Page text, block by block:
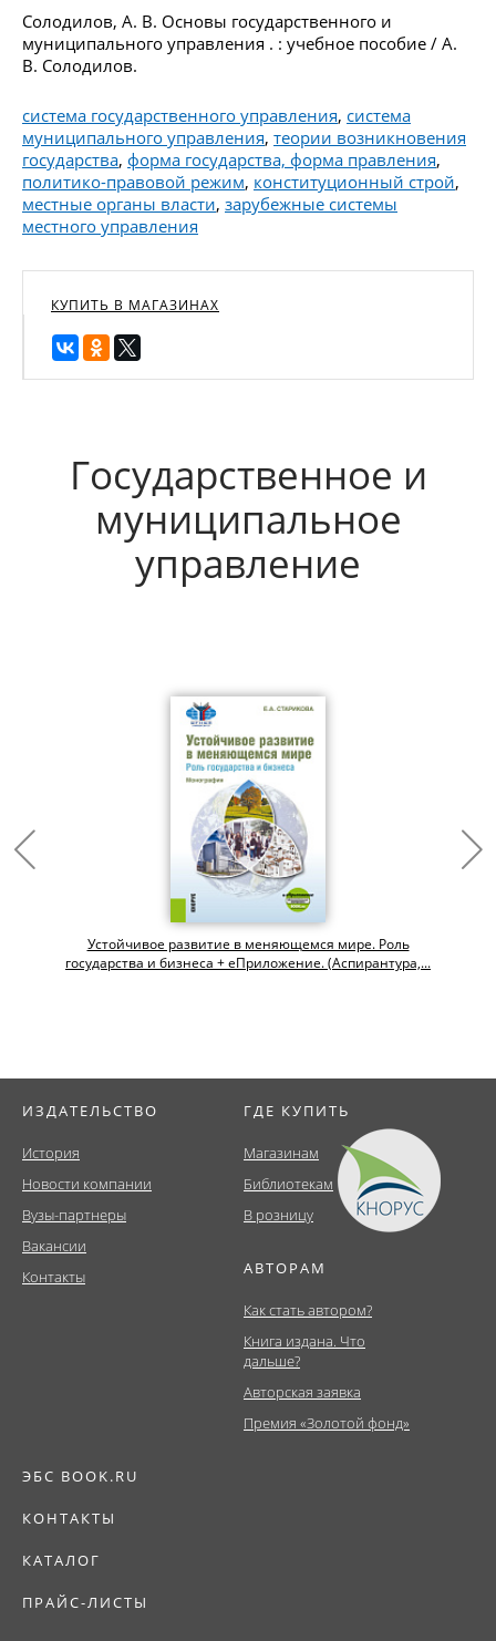
Солодилов, А. В. Основы государственного и
муниципального управления . : учебное пособие / А.
В. Солодилов.
система государственного управления, система
муниципального управления, теории возникновения
государства, форма государства, форма правления,
политико-правовой режим, конституционный строй,
местные органы власти, зарубежные системы
местного управления
КУПИТЬ В МАГАЗИНАХ
Государственное и
муниципальное
управление
Устойчивое развитие в меняющемся мире. Роль
государства и бизнеса + еПриложение. (Аспирантура,...
ИЗДАТЕЛЬСТВО
История
Новости компании
Вузы-партнеры
Вакансии
Контакты
ГДЕ КУПИТЬ
Магазинам
Библиотекам
В розницу
АВТОРАМ
Как стать автором?
Книга издана. Что
дальше?
Авторская заявка
Премия «Золотой фонд»
ЭБС BOOK.RU
КОНТАКТЫ
КАТАЛОГ
ПРАЙС-ЛИСТЫ